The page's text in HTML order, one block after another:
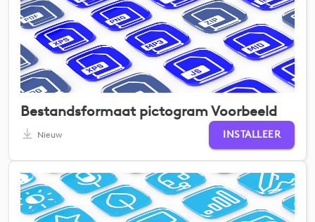
Bestandsformaat pictogram Voorbeeld
Nieuw INSTALLEER